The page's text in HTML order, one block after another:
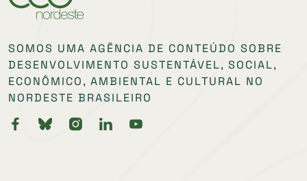
SOMOS UMA AGÊNCIA DE CONTEÚDO SOBRE
DESENVOLVIMENTO SUSTENTÁVEL, SOCIAL,
ECONÔMICO, AMBIENTAL E CULTURAL NO
NORDESTE BRASILEIRO